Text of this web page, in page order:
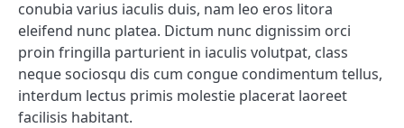
conubia varius iaculis duis, nam leo eros litora
eleifend nunc platea. Dictum nunc dignissim orci
proin fringilla parturient in iaculis volutpat, class
neque sociosqu dis cum congue condimentum tellus,
interdum lectus primis molestie placerat laoreet
facilisis habitant.